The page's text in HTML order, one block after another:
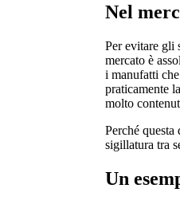
Nel
Per evitare gli
mercato è
i manufatti
praticamente
molto
Perché
sigillatura tra
Un